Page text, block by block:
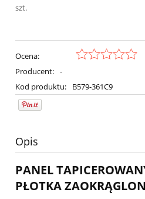
szt.
Ocena:
Producent: -
Kod produktu:
B579-361C9
Opis
PANEL
PŁOTKA